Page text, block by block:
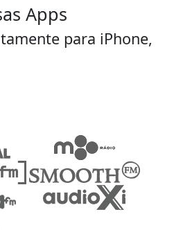
Apps
para iPhone,